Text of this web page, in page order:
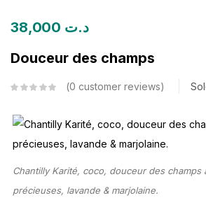
د.ت
Douceur des champs
0 customer reviews
Chantilly Karité, coco, douceur des champs
précieuses, lavande & marjolaine.